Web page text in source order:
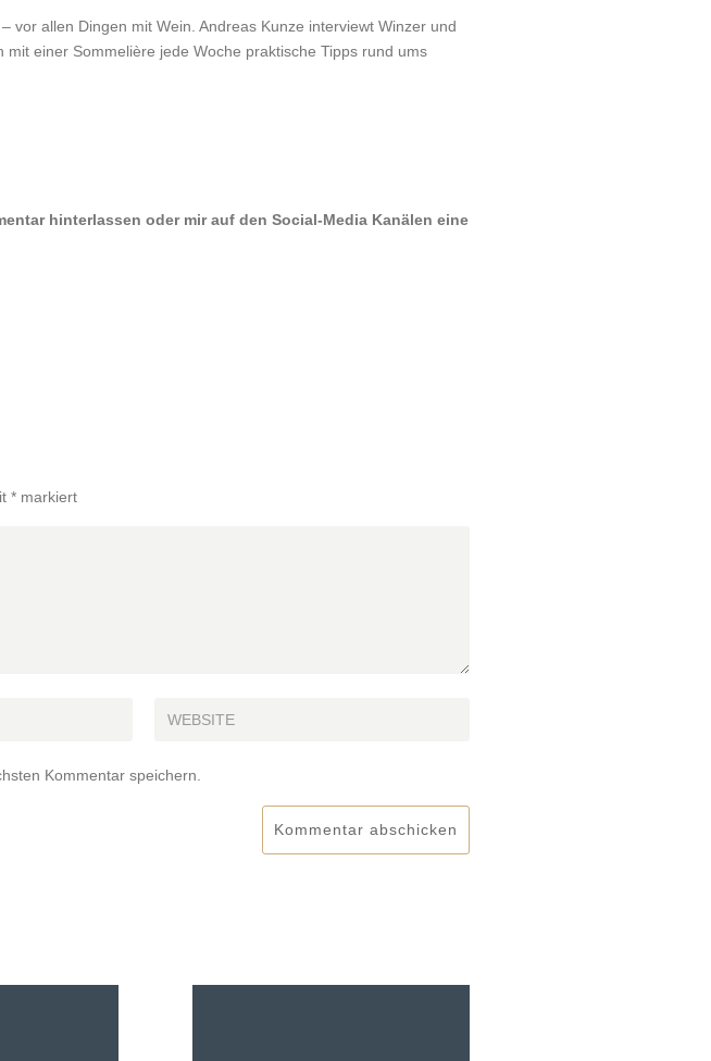
vor allen Dingen mit Wein. Andreas Kunze interviewt Winzer und
einer Sommelière jede Woche praktische Tipps rund ums
hinterlassen oder mir auf den Social-Media Kanälen eine
* markiert
Kommentar speichern.
Kommentar abschicken